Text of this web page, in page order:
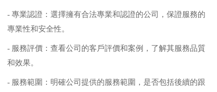
- 專業認證：選擇擁有合法專業和認證的公司，保證服務的
專業性和安全性。
- 服務評價：查看公司的客戶評價和案例，了解其服務品質
和效果。
- 服務範圍：明確公司提供的服務範圍，是否包括後續的跟